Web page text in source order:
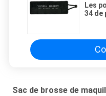
Les
34 de
Sac de brosse de